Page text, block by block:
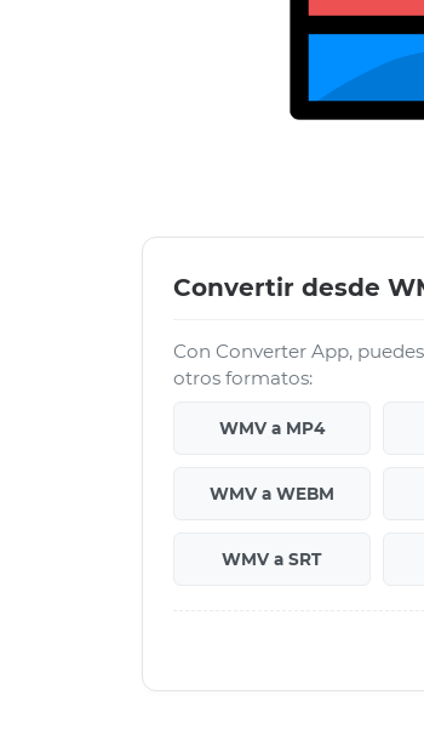
Convertir desde
Con Converter App,
otros formatos:
WMV a MP4
WMV a WEBM
WMV a SRT